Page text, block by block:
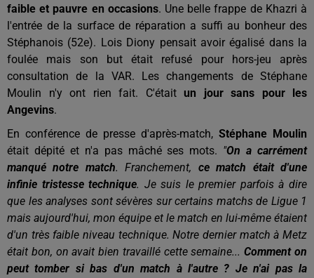
faible et pauvre en occasions. Une belle frappe de Khazri à
l'entrée de la surface de réparation a suffi au bonheur des
Stéphanois (52e). Lois Diony pensait avoir égalisé dans la
foulée mais son but était refusé pour hors-jeu après
consultation de la VAR. Les changements de Stéphane
Moulin n'y ont rien fait. C'était un jour sans pour les
Angevins.
En conférence de presse d'après-match, Stéphane Moulin
était dépité et n'a pas mâché ses mots. "On a carrément
manqué notre match. Franchement, ce match était d'une
infinie tristesse technique. Je suis le premier parfois à dire
que les analyses sont sévères sur certains matchs de Ligue 1
mais aujourd'hui, mon équipe et le match en lui-même étaient
d'un très faible niveau technique. Notre dernier match à Metz
était bon, on avait bien travaillé cette semaine...Comment on
peut tomber si bas d'un match à l'autre ? Je n'ai pas la